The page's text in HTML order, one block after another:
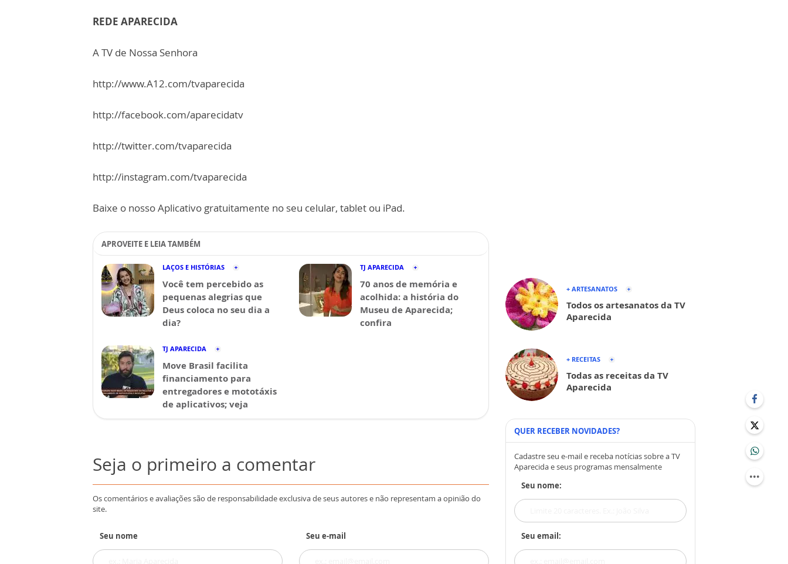
REDE APARECIDA
A TV de Nossa Senhora
http://www.A12.com/tvaparecida
http://facebook.com/aparecidatv
http://twitter.com/tvaparecida
http://instagram.com/tvaparecida
Baixe o nosso Aplicativo gratuitamente no seu celular, tablet ou iPad.
APROVEITE E LEIA TAMBÉM
LAÇOS E HISTÓRIAS
Você tem percebido as
pequenas alegrias que
Deus coloca no seu dia a
dia?
TJ APARECIDA
70 anos de memória e
acolhida: a história do
Museu de Aparecida;
confira
TJ APARECIDA
Move Brasil facilita
financiamento para
entregadores e mototáxis
de aplicativos; veja
Seja o primeiro a comentar
Os comentários e avaliações são de responsabilidade exclusiva de seus autores e não representam a opinião do
site.
Seu nome Seu e-mail
+ ARTESANATOS
Todos os artesanatos da TV
Aparecida
+ RECEITAS
Todas as receitas da TV
Aparecida
QUER RECEBER NOVIDADES?
Cadastre seu e-mail e receba notícias sobre a TV
Aparecida e seus programas mensalmente
Seu nome:
Seu email: